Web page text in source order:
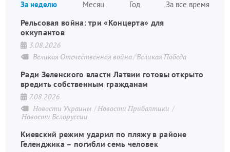
За неделю Месяц Год За все время
страниц
Рельсовая война: три «Концерта» для
оккупантов
3.08.2026
Великая Отечественная война Великая Победа
Ради Зеленского власти Латвии готовы открыто
вредить собственным гражданам
7.08.2026
Новости Украины
Новости Прибалтики
Новости Белоруссии
Киевский режим ударил по пляжу в районе
Геленджика – погибли семь человек